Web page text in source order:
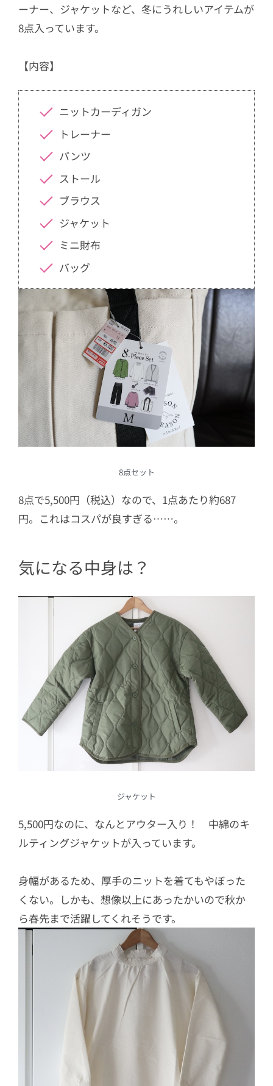
ーナー、ジャケットなど、冬にうれしいアイテムが
8点入っています。
【内容】
ニットカーディガン
トレーナー
パンツ
ストール
ブラウス
ジャケット
ミニ財布
バッグ
8点セット
8点で5,500円（税込）なので、1点あたり約687
円。これはコスパが良すぎる……。
気になる中身は？
ジャケット
5,500円なのに、なんとアウター入り！ 中綿のキ
ルティングジャケットが入っています。
身幅があるため、厚手のニットを着てもやぼった
くない。しかも、想像以上にあったかいので秋か
ら春先まで活躍してくれそうです。